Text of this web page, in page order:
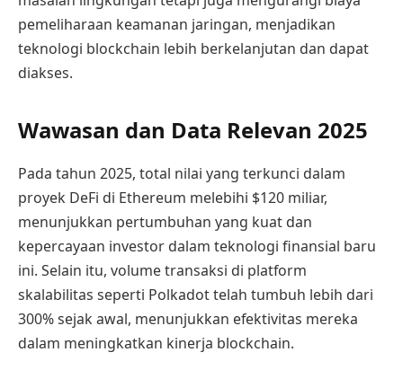
pemeliharaan keamanan jaringan, menjadikan
teknologi blockchain lebih berkelanjutan dan dapat
diakses.
Wawasan dan Data Relevan 2025
Pada tahun 2025, total nilai yang terkunci dalam
proyek DeFi di Ethereum melebihi $120 miliar,
menunjukkan pertumbuhan yang kuat dan
kepercayaan investor dalam teknologi finansial baru
ini. Selain itu, volume transaksi di platform
skalabilitas seperti Polkadot telah tumbuh lebih dari
300% sejak awal, menunjukkan efektivitas mereka
dalam meningkatkan kinerja blockchain.